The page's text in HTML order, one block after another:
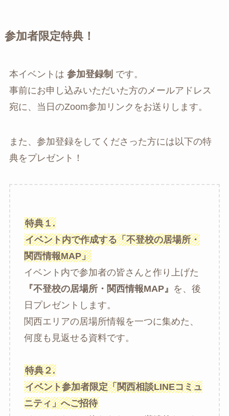
参加者限定特典！
本イベントは 参加登録制 です。
事前にお申し込みいただいた方のメールアドレス
宛に、当日のZoom参加リンクをお送りします。
また、参加登録をしてくださった方には以下の特
典をプレゼント！
特典１.
イベント内で作成する「不登校の居場所・
関西情報MAP」
イベント内で参加者の皆さんと作り上げた
『不登校の居場所・関西情報MAP』 を、後
日プレゼントします。
関西エリアの居場所情報を一つに集めた、
何度も見返せる資料です。
特典２.
イベント参加者限定「関西相談LINEコミュ
ニティ」へご招待